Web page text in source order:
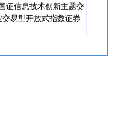
证信息技术创新主题交
易型开放式指数证券